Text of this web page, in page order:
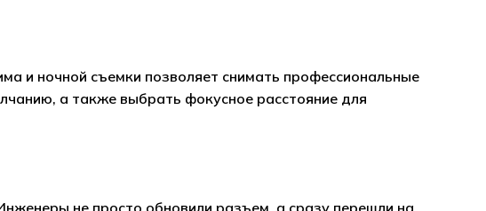
и ночной съемки позволяет снимать профессиональные
а также выбрать фокусное расстояние для
не просто обновили разъем, а сразу перешли на